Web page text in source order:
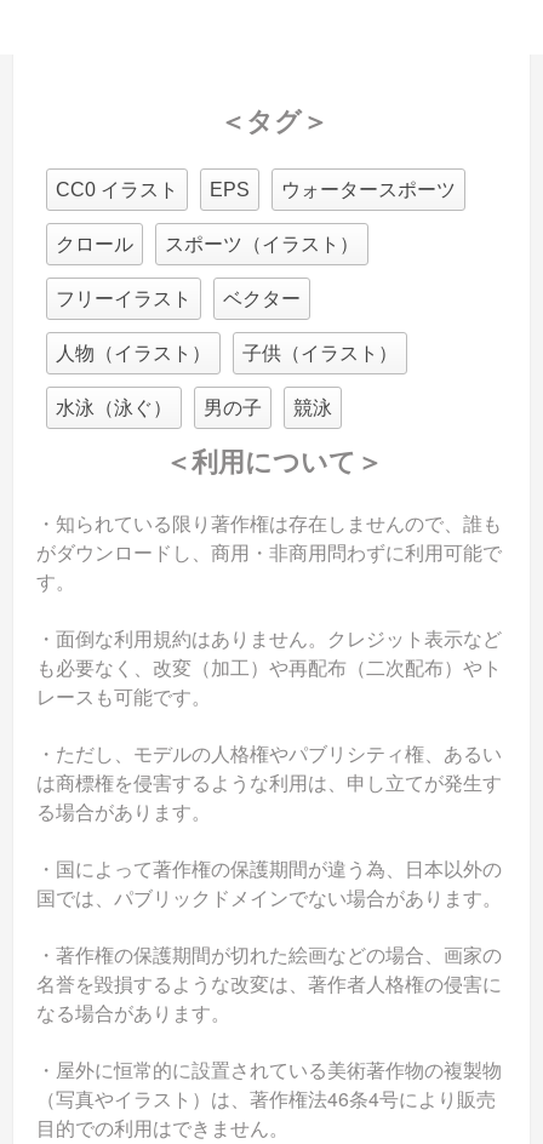
＜タグ＞
CC0 イラスト EPS ウォータースポーツ
クロール スポーツ（イラスト）
フリーイラスト ベクター
人物（イラスト） 子供（イラスト）
水泳（泳ぐ） 男の子 競泳
＜利用について＞
・知られている限り著作権は存在しませんので、誰も
がダウンロードし、商用・非商用問わずに利用可能で
す。
・面倒な利用規約はありません。クレジット表示など
も必要なく、改変（加工）や再配布（二次配布）やト
レースも可能です。
・ただし、モデルの人格権やパブリシティ権、あるい
は商標権を侵害するような利用は、申し立てが発生す
る場合があります。
・国によって著作権の保護期間が違う為、日本以外の
国では、パブリックドメインでない場合があります。
・著作権の保護期間が切れた絵画などの場合、画家の
名誉を毀損するような改変は、著作者人格権の侵害に
なる場合があります。
・屋外に恒常的に設置されている美術著作物の複製物
（写真やイラスト）は、著作権法46条4号により販売
目的での利用はできません。